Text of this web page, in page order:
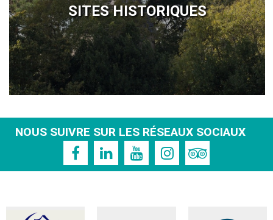
SITES HISTORIQUES
NOUS SUIVRE SUR LES RÉSEAUX SOCIAUX